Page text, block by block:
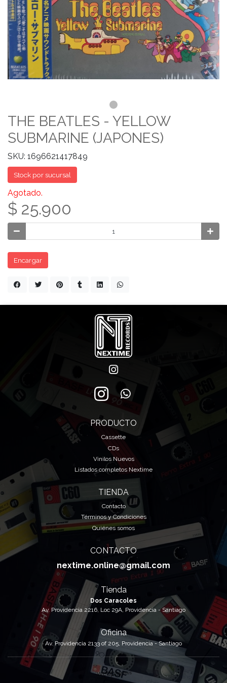
THE BEATLES - YELLOW
SUBMARINE (JAPONES)
SKU: 1696621417849
Stock por sucursal
Agotado.
$ 25.900
Encargar
PRODUCTO
Cassette
CDs
Vinilos Nuevos
Listados completos Nextime
TIENDA
Contacto
Términos y Condiciones
Quiénes somos
CONTACTO
nextime.online@gmail.com
Tienda
Dos Caracoles
Av. Providencia 2216, Loc 29A, Providencia - Santiago
Oficina
Av. Providencia 2133 of 205, Providencia - Santiago